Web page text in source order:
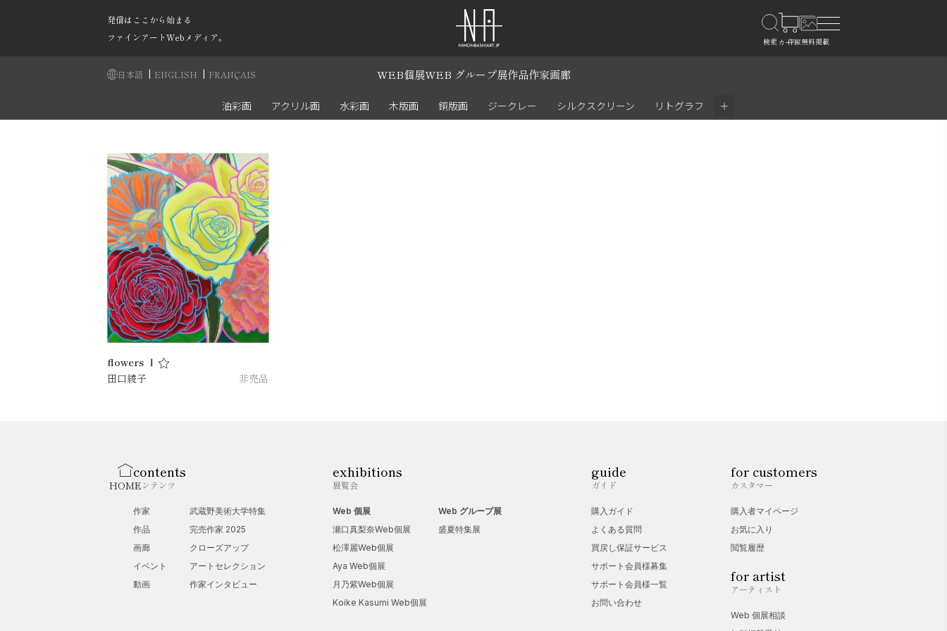
発信はここから始まる
ファインアートWebメディア。
日本語 | ENGLISH | FRANÇAIS WEB個展WEB グループ展作品作家画廊
油彩画 アクリル画 水彩画 木版画 銅版画 ジークレー シルクスクリーン リトグラフ ＋
flowers Ⅰ
田口綾子
非売品
HOME
contents
コンテンツ
作家
作品
画廊
イベント
動画
武蔵野美術大学特集
完売作家 2025
クローズアップ
アートセレクション
作家インタビュー
exhibitions
展覧会
Web 個展
瀬口真梨奈Web個展
松澤麗Web個展
Aya Web個展
月乃紫Web個展
Koike Kasumi Web個展
Web グループ展
盛夏特集展
guide
ガイド
購入ガイド
よくある質問
買戻し保証サービス
サポート会員様募集
サポート会員様一覧
お問い合わせ
for customers
カスタマー
購入者マイページ
お気に入り
閲覧履歴
for artist
アーティスト
Web 個展相談